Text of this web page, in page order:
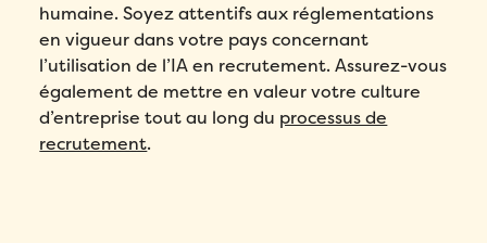
humaine. Soyez attentifs aux réglementations
en vigueur dans votre pays concernant
l’utilisation de l’IA en recrutement. Assurez-vous
également de mettre en valeur votre culture
d’entreprise tout au long du processus de
recrutement.